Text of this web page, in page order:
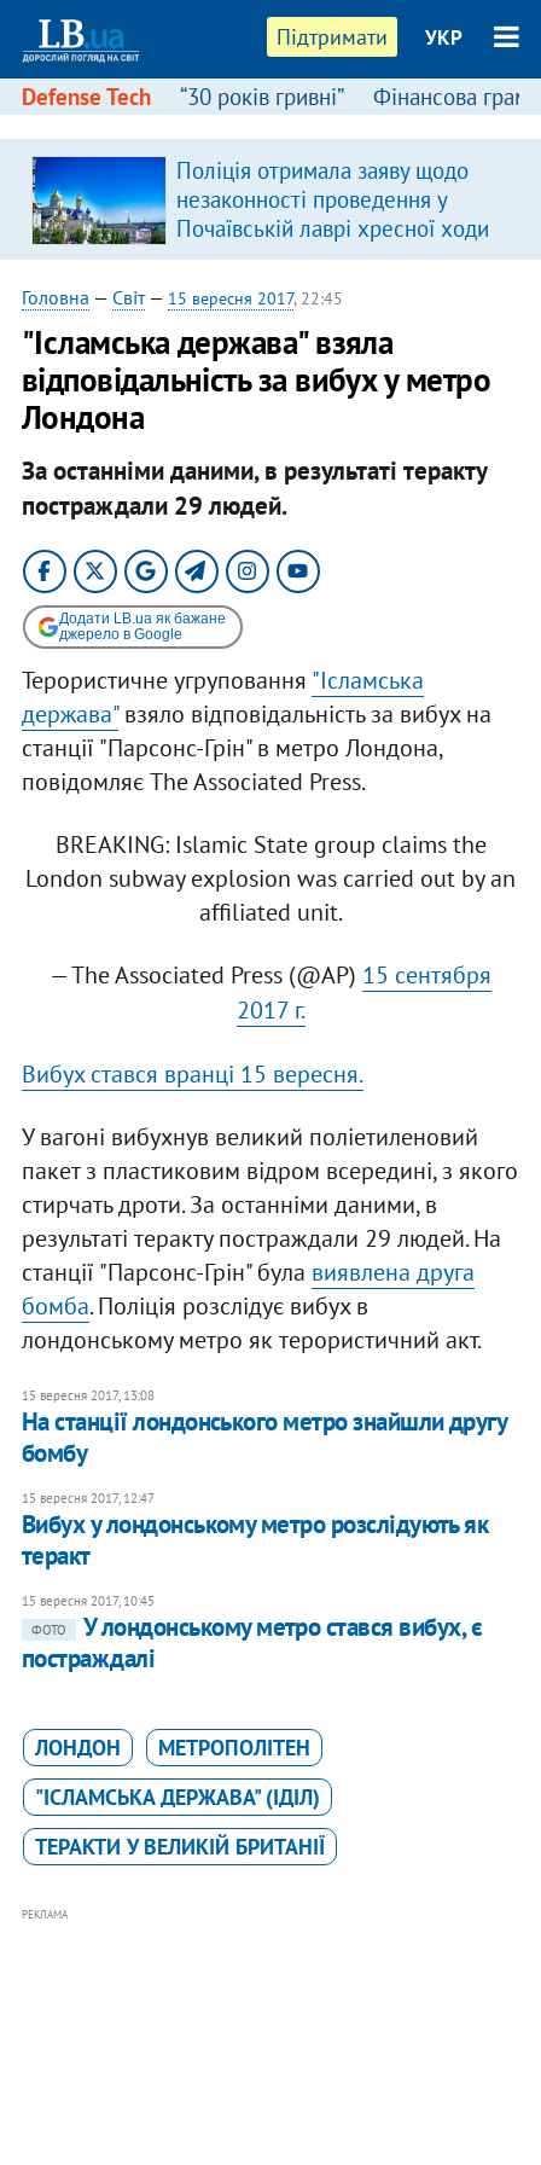
Підтримати УКР
Defense Tech “30 років гривні” Фінансова
Поліція отримала заяву щодо
незаконності проведення у
Почаївській лаврі хресної ходи
Головна — Світ— 15 вересня 2017, 22:45
"Ісламська держава" взяла
відповідальність за вибух у метро
Лондона
За останніми даними, в результаті теракту
постраждали 29 людей.
Додати LB.ua як бажане
джерело в Google
Терористичне угруповання "Ісламська
держава"взяло відповідальність за вибух на
станції "Парсонс-Грін" в метро Лондона,
повідомляє The Associated Press.
BREAKING: Islamic State group claims the
London subway explosion was carried out by an
affiliated unit.
— The Associated Press (@AP) 15 сентября
2017 г.
Вибух стався вранці 15 вересня.
У вагоні вибухнув великий поліетиленовий
пакет з пластиковим відром всередині, з якого
стирчать дроти. За останніми даними, в
результаті теракту постраждали 29 людей. На
станції "Парсонс-Грін" була виявлена друга
бомба. Поліція розслідує вибух в
лондонському метро як терористичний акт.
15 вересня 2017, 13:08
На станції лондонського метро знайшли другу
бомбу
15 вересня 2017, 12:47
Вибух у лондонському метро розслідують як
теракт
15 вересня 2017, 10:45
ФОТО
У лондонському метро стався вибух, є
постраждалі
ЛОНДОН
МЕТРОПОЛІТЕН
"ІСЛАМСЬКА ДЕРЖАВА" (ІДІЛ)
ТЕРАКТИ У ВЕЛИКІЙ БРИТАНІЇ
РЕКЛАМА